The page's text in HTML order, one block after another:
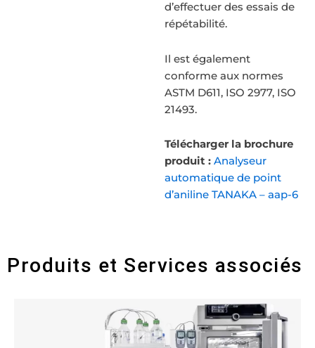
d’effectuer des essais de
répétabilité.
Il est également
conforme aux normes
ASTM D611, ISO 2977, ISO
21493.
Télécharger la brochure
produit : Analyseur
automatique de point
d’aniline TANAKA – aap-6
Produits et Services associés